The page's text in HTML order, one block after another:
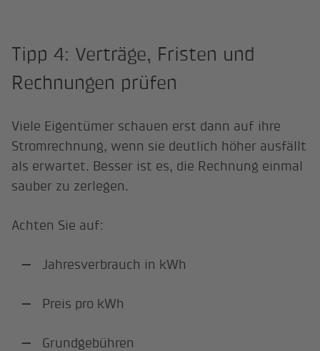
Tipp 4: Verträge, Fristen und
Rechnungen prüfen
Viele Eigentümer schauen erst dann auf ihre
Stromrechnung, wenn sie deutlich höher ausfällt
als erwartet. Besser ist es, die Rechnung einmal
sauber zu zerlegen.
Achten Sie auf:
Jahresverbrauch in kWh
Preis pro kWh
Grundgebühren